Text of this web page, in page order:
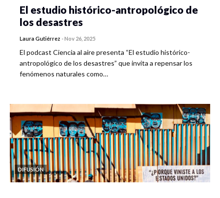
El estudio histórico-antropológico de
los desastres
Laura Gutiérrez -Nov 26, 2025
El podcast Ciencia al aire presenta “El estudio histórico-
antropológico de los desastres” que invita a repensar los
fenómenos naturales como…
DIFUSIÓN